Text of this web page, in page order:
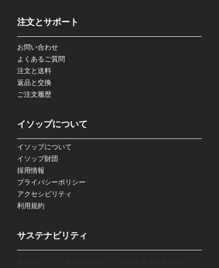
注文とサポート
お問い合わせ
よくあるご質問
注文と送料
返品と交換
ご注文履歴
イソップについて
イソップについて
イソップ財団
採用情報
プライバシーポリシー
アクセシビリティ
利用規約
サステナビリティ